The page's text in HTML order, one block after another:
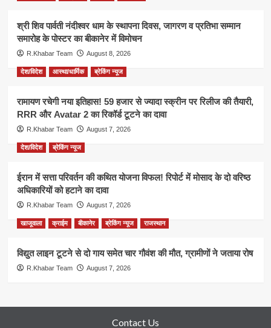
श्री शिव पार्वती नंदीश्वर धाम के स्थापना दिवस, जागरण व प्रतिभा सम्मान
समारोह के पोस्टर का बीकानेर में विमोचन
R.Khabar Team August 8, 2026
देश/विदेश आस्था/धार्मिक ब्रेकिंग न्यूज
रामायण रचेगी नया इतिहास! 59 हजार से ज्यादा स्क्रीन पर रिलीज की तैयारी,
RRR और Avatar 2 का रिकॉर्ड टूटने का दावा
R.Khabar Team August 7, 2026
देश/विदेश ब्रेकिंग न्यूज
ईरान में सत्ता परिवर्तन की कथित योजना विफल! रिपोर्ट में मोसाद के दो वरिष्ठ
अधिकारियों को हटाने का दावा
R.Khabar Team August 7, 2026
खाजूवाला क्राईम बीकानेर ब्रेकिंग न्यूज राजस्थान
विद्युत लाइन टूटने से दो गाय समेत चार गौवंश की मौत, ग्रामीणों ने जताया रोष
R.Khabar Team August 7, 2026
Contact Us